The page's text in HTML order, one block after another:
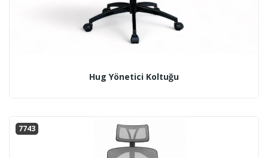
Hug Yönetici Koltuğu
7743